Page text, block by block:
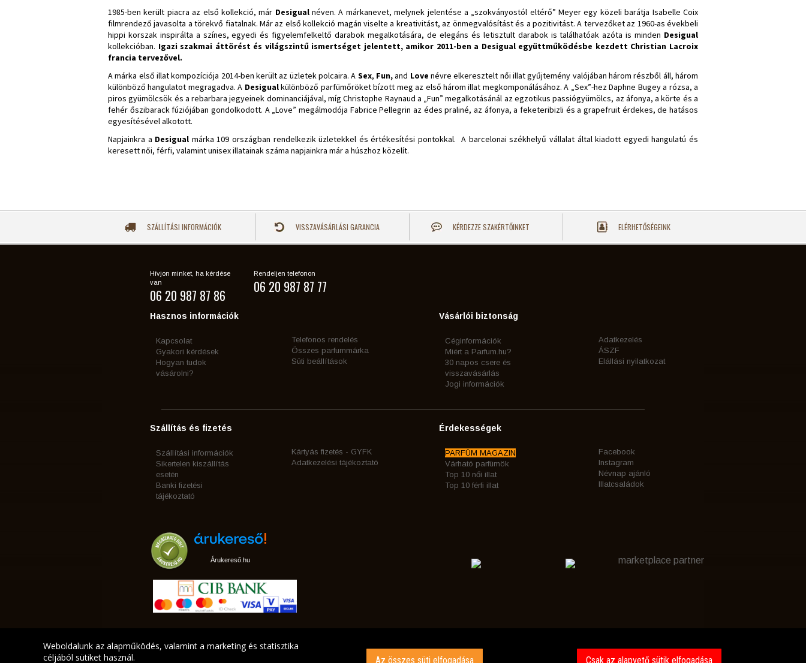
1985-ben került piacra az első kollekció, már Desigualnéven. A márkanevet, melynek jelentése a „szokványostól eltérő” Meyer egy közeli barátja Isabelle Coix
filmrendező javasolta a törekvő fiatalnak. Már az első kollekció magán viselte a kreativitást, az önmegvalósítást és a pozitivitást. A tervezőket az 1960-as évekbeli
hippi korszak inspirálta a színes, egyedi és figyelemfelkeltő darabok megalkotására, de elegáns és letisztult darabok is találhatóak azóta is minden Desigual
kollekcióban. Igazi szakmai áttörést és világszintű ismertséget jelentett, amikor 2011-ben a Desigual együttműködésbe kezdett Christian Lacroix
francia tervezővel.
A márka első illat kompozíciója 2014-ben került az üzletek polcaira. A Sex, Fun,and Love névre elkeresztelt női illat gyűjtemény valójában három részből áll, három
különböző hangulatot megragadva. A Desigualkülönböző parfümőröket bízott meg az első három illat megkomponálásához. A „Sex”-hez Daphne Bugey a rózsa, a
piros gyümölcsök és a rebarbara jegyeinek dominanciájával, míg Christophe Raynaud a „Fun” megalkotásánál az egzotikus passiógyümölcs, az áfonya, a körte és a
fehér őszibarack fúziójában gondolkodott. A „Love” megálmodója Fabrice Pellegrin az édes praliné, az áfonya, a feketeribizli és a grapefruit érdekes, de hatásos
egyesítésével alkotott.
Napjainkra a Desigual márka 109 országban rendelkezik üzletekkel és értékesítési pontokkal. A barcelonai székhelyű vállalat által kiadott egyedi hangulatú és
keresett női, férfi, valamint unisex illatainak száma napjainkra már a húszhoz közelít.
SZÁLLÍTÁSI INFORMÁCIÓK VISSZAVÁSÁRLÁSI GARANCIA KÉRDEZZE SZAKÉRTŐINKET ELÉRHETŐSÉGEINK
Hívjon minket, ha kérdése
van
06 20 987 87 86
Rendeljen telefonon
06 20 987 87 77
Hasznos információk
Kapcsolat
Gyakori kérdések
Hogyan tudok
vásárolni?
Telefonos rendelés
Összes parfummárka
Süti beállítások
Vásárlói biztonság
Céginformációk
Miért a Parfum.hu?
30 napos csere és
visszavásárlás
Jogi információk
Adatkezelés
ÁSZF
Elállási nyilatkozat
Szállítás és fizetés
Szállítási információk
Sikertelen kiszállítás
esetén
Banki fizetési
tájékoztató
Kártyás fizetés - GYFK
Adatkezelési tájékoztató
Érdekességek
PARFÜM MAGAZIN
Várható parfümök
Top 10 női illat
Top 10 férfi illat
Facebook
Instagram
Névnap ajánló
Illatcsaládok
Árukereső.hu marketplace partner
Weboldalunk az alapműködés, valamint a marketing és statisztika
céljából sütiket használ.
Az összes süti elfogadása Csak az alapvető sütik elfogadása